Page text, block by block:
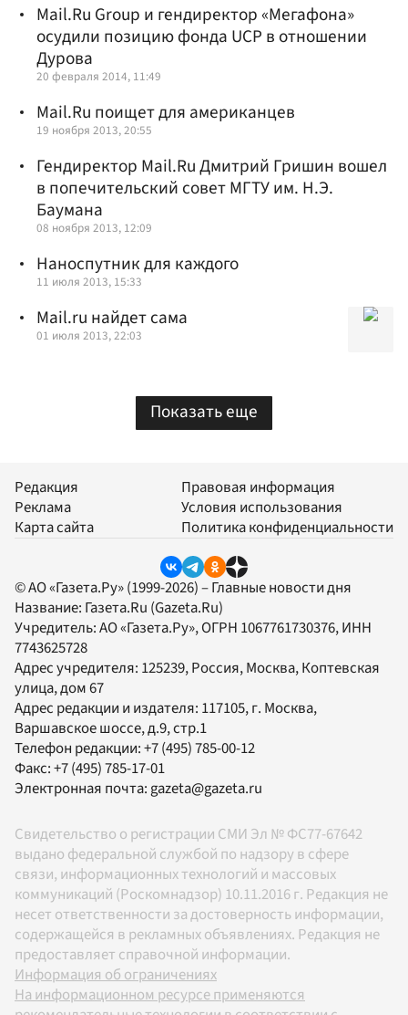
Mail.Ru Group и гендиректор «Мегафона»
осудили позицию фонда UCP в отношении
Дурова
20 февраля 2014, 11:49
Mail.Ru поищет для американцев
19 ноября 2013, 20:55
Гендиректор Mail.Ru Дмитрий Гришин вошел
в попечительский совет МГТУ им. Н.Э.
Баумана
08 ноября 2013, 12:09
Наноспутник для каждого
11 июля 2013, 15:33
Mail.ru найдет сама
01 июля 2013, 22:03
Показать еще
Редакция
Реклама
Карта сайта
Правовая информация
Условия использования
Политика конфиденциальности
© АО «Газета.Ру» (1999-2026) – Главные новости дня
Название: Газета.Ru (Gazeta.Ru)
Учредитель:АО «Газета.Ру», ОГРН 1067761730376, ИНН
7743625728
Адрес учредителя: 125239, Россия, Москва, Коптевская
улица, дом 67
Адрес редакции и издателя: 117105, г. Москва,
Варшавское шоссе, д.9, стр.1
Телефон редакции:+7 (495) 785-00-12
Факс:+7 (495) 785-17-01
Электронная почта: gazeta@gazeta.ru
Свидетельство о регистрации СМИ Эл № ФС77-67642
выдано федеральной службой по надзору в сфере
связи, информационных технологий и массовых
коммуникаций (Роскомнадзор) 10.11.2016 г. Редакция не
несет ответственности за достоверность информации,
содержащейся в рекламных объявлениях. Редакция не
предоставляет справочной информации.
Информация об ограничениях
На информационном ресурсе применяются